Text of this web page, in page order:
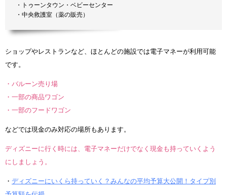
・トゥーンタウン・ベビーセンター
・中央救護室（薬の販売）
ショップやレストランなど、ほとんどの施設では電子マネーが利用可能
です。
・バルーン売り場
・一部の商品ワゴン
・一部のフードワゴン
などでは現金のみ対応の場所もあります。
ディズニーに行く時には、電子マネーだけでなく現金も持っていくよう
にしましょう。
・ ディズニーにいくら持っていく？みんなの平均予算大公開！タイプ別